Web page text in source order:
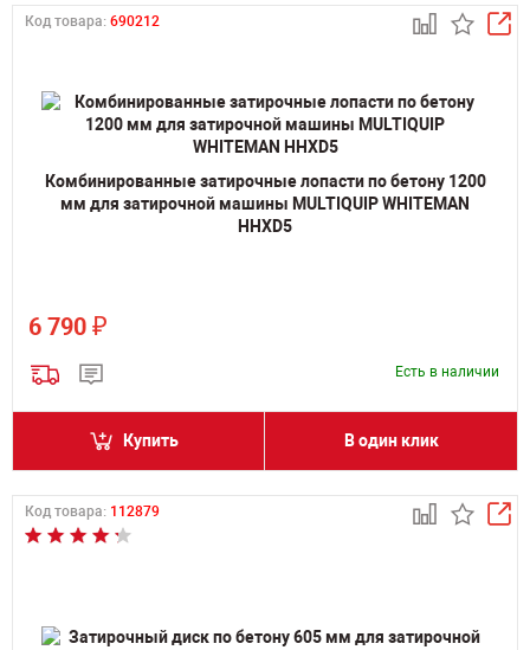
Код товара: 690212
Комбинированные затирочные лопасти по бетону 1200
мм для затирочной машины MULTIQUIP WHITEMAN
HHXD5
6 790 ₽
Есть в наличии
Купить В один клик
Код товара: 112879